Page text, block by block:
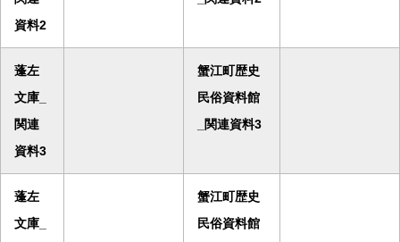
資料2
蓬左
文庫_
関連
資料3
蟹江町歴史
民俗資料館
_関連資料3
蓬左
文庫_
蟹江町歴史
民俗資料館